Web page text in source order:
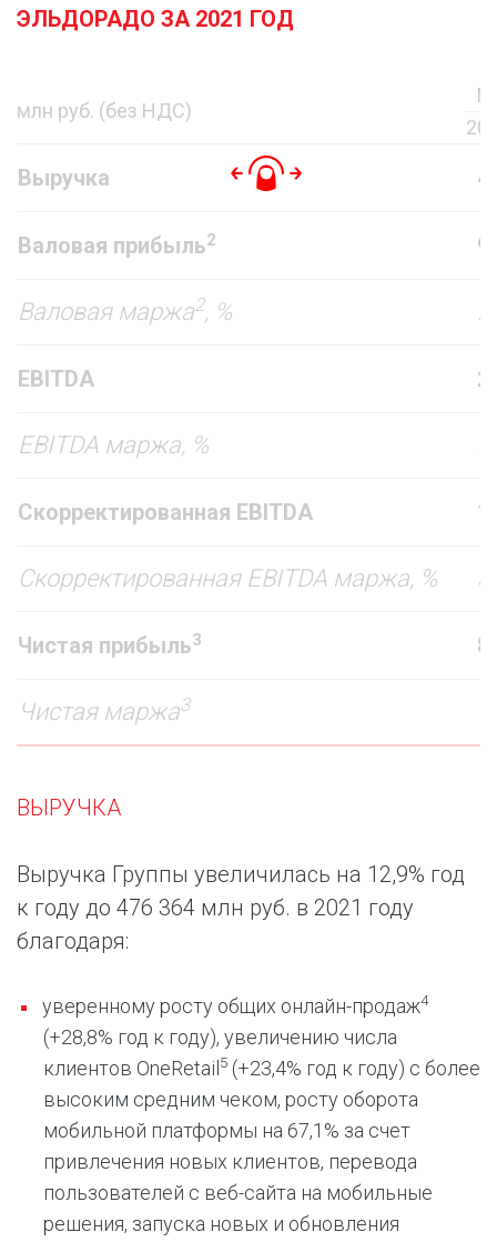
ЭЛЬДОРАДО ЗА 2021 ГОД
млн руб. (без НДС)
Выручка
Валовая прибыль2
Валовая маржа2, %
EBITDA
EBITDA маржа, %
Скорректированная EBITDA
Скорректированная EBITDA маржа, %
Чистая прибыль3 8
Чистая маржа3
ВЫРУЧКА
Выручка Группы увеличилась на 12,9% год
к году до 476 364 млн руб. в 2021 году
благодаря:
уверенному росту общих онлайн-продаж4
(+28,8% год к году), увеличению числа
клиентов OneRetail 5 (+23,4% год к году) c более
высоким средним чеком, росту оборота
мобильной платформы на 67,1% за счет
привлечения новых клиентов, перевода
пользователей с веб-сайта на мобильные
решения, запуска новых и обновления